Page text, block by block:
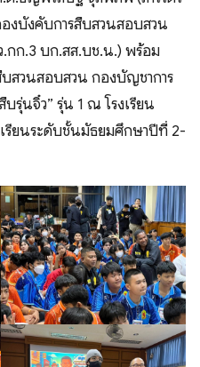
องบังคับการสืบสวนสอบสวน
.กก.3 บก.สส.บช.น.) พร้อม
สวนสอบสวน กองบัญชาการ
บรุ่นจิ๋ว” รุ่น 1 ณ โรงเรียน
รียนระดับชั้นมัธยมศึกษาปีที่ 2-